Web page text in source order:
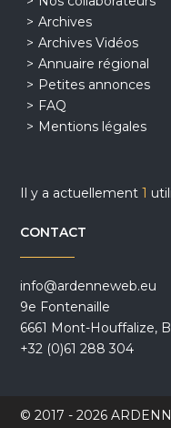
Archives
Archives Vidéos
Annuaire régional
Petites annonces
FAQ
Mentions légales
Il y a actuellement1
CONTACT
info@ardenneweb.eu
9e Fontenaille
6661 Mont-Houffalize,
+32 (0)61 288 304
© 2017 - 2026